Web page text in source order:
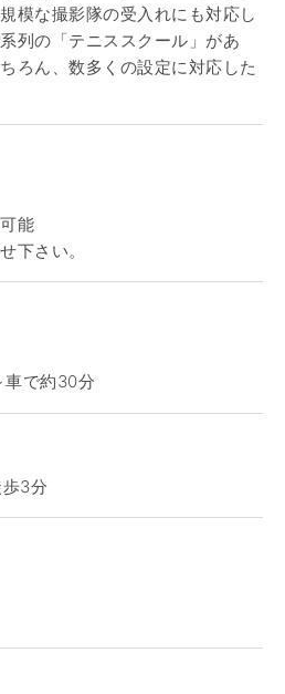
模な撮影隊の受入れにも対応し
列の「テニススクール」があ
ろん、数多くの設定に対応した
能
下さい。
車で約30分
3分